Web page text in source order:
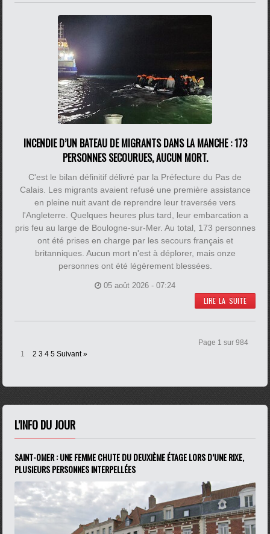
INCENDIE D’UN BATEAU DE MIGRANTS DANS LA MANCHE : 173
PERSONNES SECOURUES, AUCUN MORT.
C'est le bilan définitif délivré par la Préfecture du Pas de
Calais. Les migrants avaient refusé une première assistance
en pleine nuit avant de reprendre leur traversée vers
l'Angleterre. Quelques heures plus tard, leur embarcation a
pris feu au large de Boulogne-sur-Mer. Au total, 173 personnes
ont été prises en charge par les secours français et
britanniques. Aucun mort n'est à déplorer, mais onze
personnes ont été légèrement blessées.
05 août 2026 - 07:24
LIRE LA SUITE
1 2 3 4 5 Suivant »
Page 1 sur 984
L'INFO DU JOUR
SAINT-OMER : UNE FEMME CHUTE DU DEUXIÈME ÉTAGE LORS D’UNE RIXE,
PLUSIEURS PERSONNES INTERPELLÉES